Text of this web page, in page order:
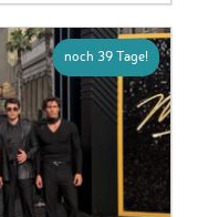
noch 39 Tage!